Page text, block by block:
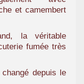
et camembert
la véritable
fumée très
depuis le